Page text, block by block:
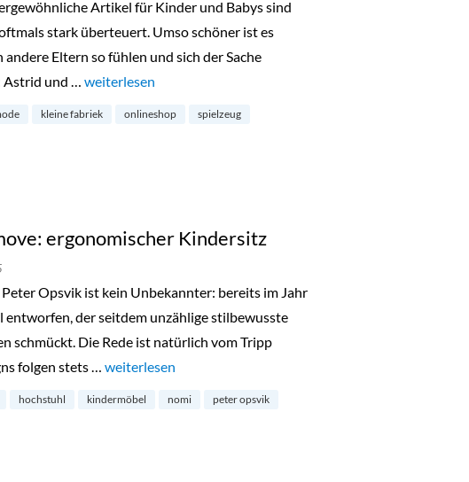
Artikel für Kinder und Babys sind
stark überteuert. Umso schöner ist es
andere Eltern so fühlen und sich der Sache
Astrid und … „Kleine Fabriek: Kindermode, Spielzeug und vieles mehr“
weiterlesen
kleine fabriek onlineshop
spielzeug
ergonomischer Kindersitz
Opsvik ist kein Unbekannter: bereits im Jahr
entworfen, der seitdem unzählige stilbewusste
schmückt. Die Rede ist natürlich vom Tripp
folgen stets … „Nomi von Evomove: ergonomischer Kindersitz“
weiterlesen
hochstuhl kindermöbel nomi
peter opsvik